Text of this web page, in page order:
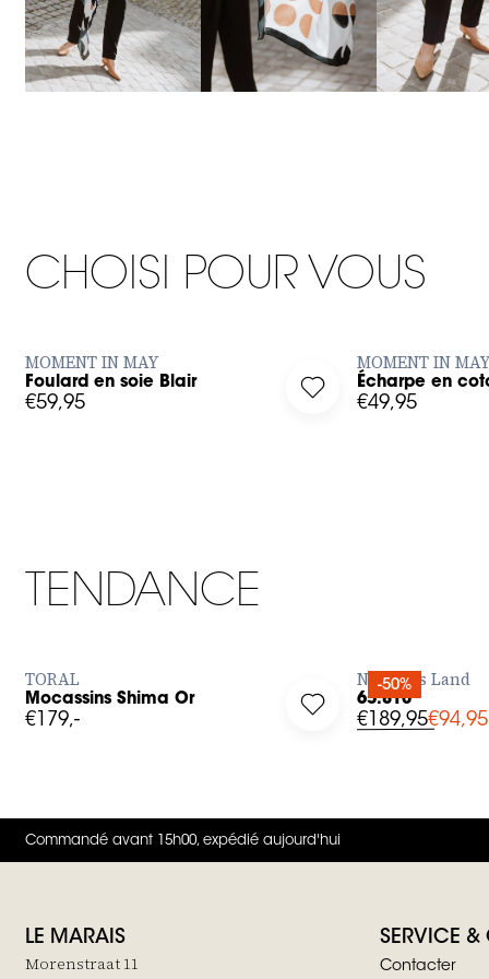
CHOISI POUR VOUS
in to add Foulard en soie Blair to your wishlist
AJOUTER RAPIDEMENT
MOMENT IN MAY
Foulard en soie Blair
€59,95 Log in to add
MOMENT IN MAY
Écharpe en
€49,95
TENDANCE
in to add Mocassins Shima Or to your wishlist
AJOUTER RAPIDEMENT
TORAL
Mocassins Shima Or
€179,-
-50%
Log in to add 65.810
No Man's Land
65.810
€189,95€94,95
Commandé avant 15h00, expédié aujourd'hui
LE MARAIS
Morenstraat 11
SERVICE &
Contacter